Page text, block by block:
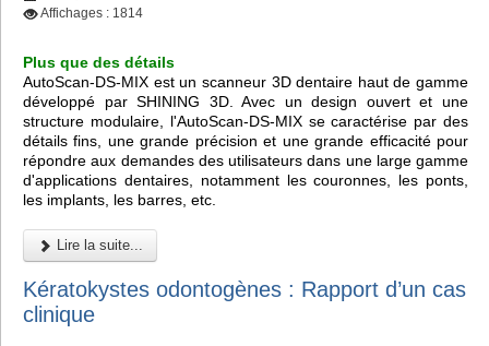
Affichages : 1814
Plus que des détails
AutoScan-DS-MIX est un scanneur 3D dentaire haut de gamme
développé par SHINING 3D. Avec un design ouvert et une
structure modulaire, l'AutoScan-DS-MIX se caractérise par des
détails fins, une grande précision et une grande efficacité pour
répondre aux demandes des utilisateurs dans une large gamme
d'applications dentaires, notamment les couronnes, les ponts,
les implants, les barres, etc.
Lire la suite...
Kératokystes odontogènes : Rapport d’un cas
clinique